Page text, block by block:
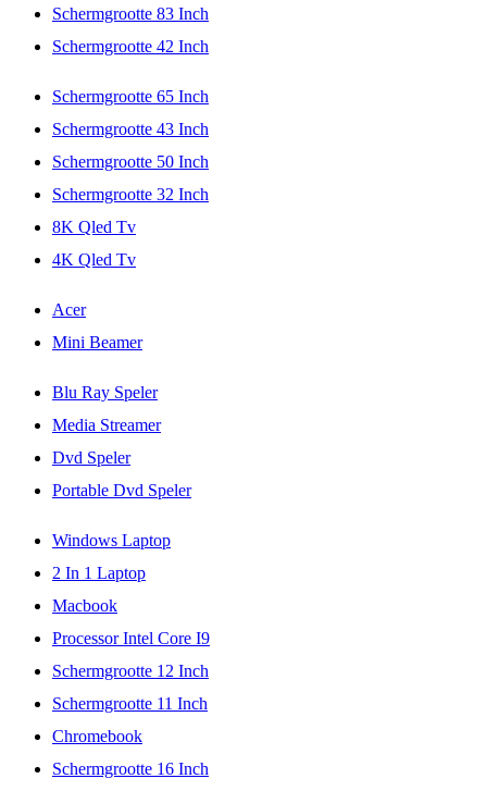
Schermgrootte 83 Inch
Schermgrootte 42 Inch
Schermgrootte 65 Inch
Schermgrootte 43 Inch
Schermgrootte 50 Inch
Schermgrootte 32 Inch
8K Qled Tv
4K Qled Tv
Acer
Mini Beamer
Blu Ray Speler
Media Streamer
Dvd Speler
Portable Dvd Speler
Windows Laptop
2 In 1 Laptop
Macbook
Processor Intel Core I9
Schermgrootte 12 Inch
Schermgrootte 11 Inch
Chromebook
Schermgrootte 16 Inch